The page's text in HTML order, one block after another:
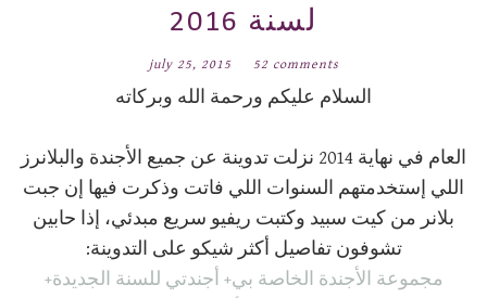
لسنة 2016
july 25, 2015 52 comments
السلام عليكم ورحمة الله وبركاته
العام في نهاية 2014 نزلت تدوينة عن جميع الأجندة والبلانرز
اللي إستخدمتهم السنوات اللي فاتت وذكرت فيها إن جبت
بلانر من كيت سبيد وكتبت ريفيو سريع مبدئي، إذا حابين
تشوفون تفاصيل أكثر شيكو على التدوينة:
مجموعة الأجندة الخاصة بي+ أجندتي للسنة الجديدة+